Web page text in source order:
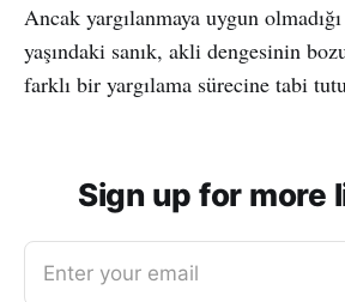
Ancak yargılanmaya uygun
yaşındaki sanık, akli dengesinin
farklı bir yargılama sürecine tabi
Sign up for more
Enter your email